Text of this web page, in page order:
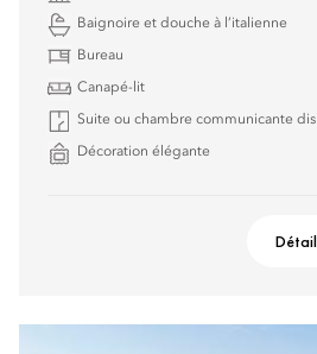
Baignoire et douche à l’italienne
Bureau
Canapé-lit
Suite ou chambre communicante
Décoration élégante